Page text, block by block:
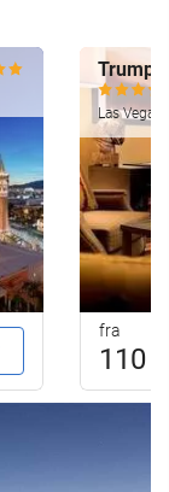
Trump
Las Vegas,
fra
110